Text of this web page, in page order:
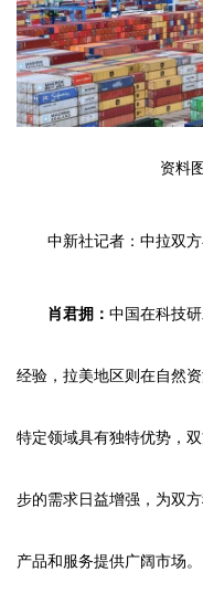
资料
中新社记者：中拉双
肖君拥： 中国在科技
经验，拉美地区则在自然
特定领域具有独特优势，
步的需求日益增强，为双
产品和服务提供广阔市场。